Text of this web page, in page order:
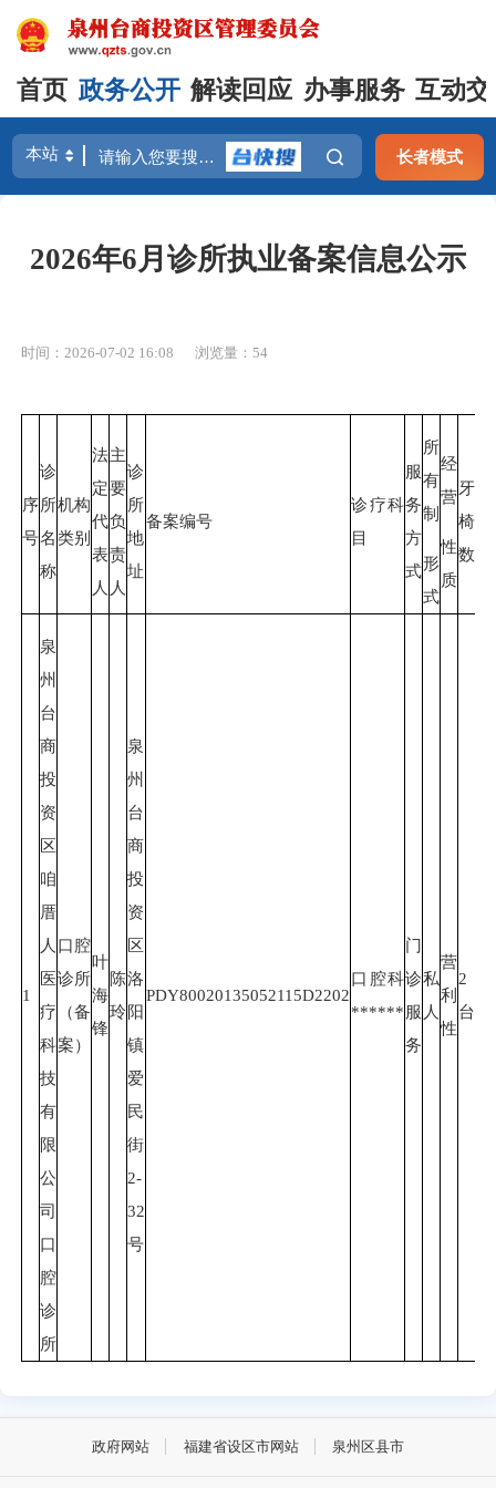
首页 政务公开 解读回应 办事服务 互动
长者模式
2026年6月诊所执业备案信息公示
时间：2026-07-02 16:08 浏览量： 54
序
号
诊
所
名
称
机构
类别
法
定
代
表
人
主
要
负
责
人
诊
所
地
址
备案编号
诊疗科
目
服
务
方
式
所
有
制
形
式
经
营
性
质
牙
椅
数
1
泉
州
台
商
投
资
区
咱
厝
人
医
疗
科
技
有
限
公
司
口
腔
诊
所
口腔
诊所
（备
案）
叶
海
锋
陈
玲
泉
州
台
商
投
资
区
洛
阳
镇
爱
民
街
2-
32
号
PDY80020135052115D2202
口腔科
******
门
诊
服
务
私
人
营
利
性
2
台
政府网站 福建省设区市网站 泉州区县市